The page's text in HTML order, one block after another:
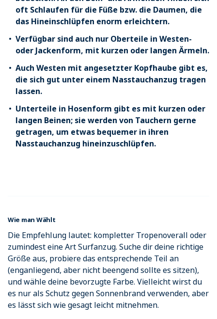
oft Schlaufen für die Füße bzw. die Daumen, die
das Hineinschlüpfen enorm erleichtern.
Verfügbar sind auch nur Oberteile in Westen-
oder Jackenform, mit kurzen oder langen Ärmeln.
Auch Westen mit angesetzter Kopfhaube gibt es,
die sich gut unter einem Nasstauchanzug tragen
lassen.
Unterteile in Hosenform gibt es mit kurzen oder
langen Beinen; sie werden von Tauchern gerne
getragen, um etwas bequemer in ihren
Nasstauchanzug hineinzuschlüpfen.
Wie man Wählt
Die Empfehlung lautet: kompletter Tropenoverall oder
zumindest eine Art Surfanzug. Suche dir deine richtige
Größe aus, probiere das entsprechende Teil an
(enganliegend, aber nicht beengend sollte es sitzen),
und wähle deine bevorzugte Farbe. Vielleicht wirst du
es nur als Schutz gegen Sonnenbrand verwenden, aber
es lässt sich wie gesagt leicht mitnehmen.